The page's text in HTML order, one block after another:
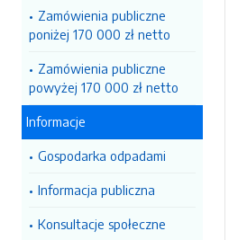
Zamówienia publiczne
poniżej 170 000 zł netto
Zamówienia publiczne
powyżej 170 000 zł netto
Informacje
Gospodarka odpadami
Informacja publiczna
Konsultacje społeczne